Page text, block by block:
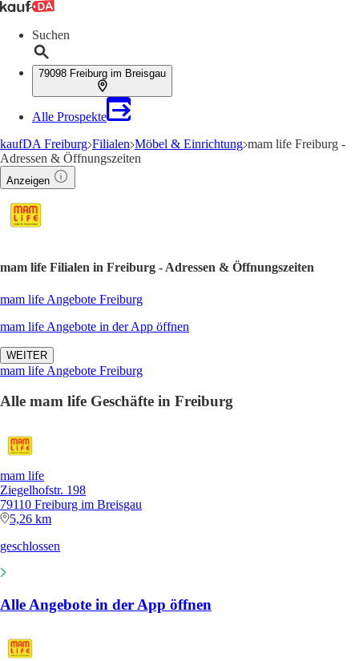
Suchen
79098 Freiburg im Breisgau
Alle Prospekte
kaufDA Freiburg Filialen Möbel & Einrichtung mam life Freiburg -
Adressen & Öffnungszeiten
Anzeigen
mam life Filialen in Freiburg - Adressen & Öffnungszeiten
mam life Angebote Freiburg
mam life Angebote in der App öffnen
WEITER
mam life Angebote Freiburg
Alle mam life Geschäfte in Freiburg
mam life
Ziegelhofstr. 198
79110 Freiburg im Breisgau
5,26 km
geschlossen
Alle Angebote in der App öffnen